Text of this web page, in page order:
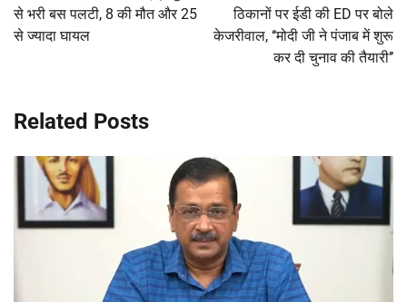
से भरी बस पलटी, 8 की मौत और 25
से ज्यादा घायल
ठिकानों पर ईडी की ED पर बोले
केजरीवाल, ‘‘मोदी जी ने पंजाब में शुरू
कर दी चुनाव की तैयारी’’
Related Posts